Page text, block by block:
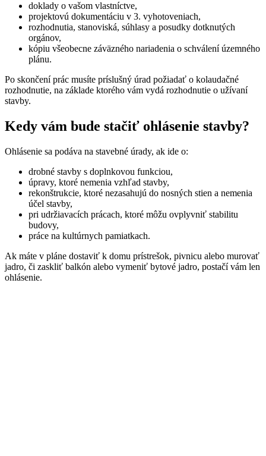
doklady o vašom vlastníctve,
projektovú dokumentáciu v 3. vyhotoveniach,
rozhodnutia, stanoviská, súhlasy a posudky dotknutých
orgánov,
kópiu všeobecne záväzného nariadenia o schválení územného
plánu.
Po skončení prác musíte príslušný úrad požiadať o kolaudačné
rozhodnutie, na základe ktorého vám vydá rozhodnutie o užívaní
stavby.
Kedy vám bude stačiť ohlásenie stavby?
Ohlásenie sa podáva na stavebné úrady, ak ide o:
drobné stavby s doplnkovou funkciou,
úpravy, ktoré nemenia vzhľad stavby,
rekonštrukcie, ktoré nezasahujú do nosných stien a nemenia
účel stavby,
pri udržiavacích prácach, ktoré môžu ovplyvniť stabilitu
budovy,
práce na kultúrnych pamiatkach.
Ak máte v pláne dostaviť k domu prístrešok, pivnicu alebo murovať
jadro, či zaskliť balkón alebo vymeniť bytové jadro, postačí vám len
ohlásenie.